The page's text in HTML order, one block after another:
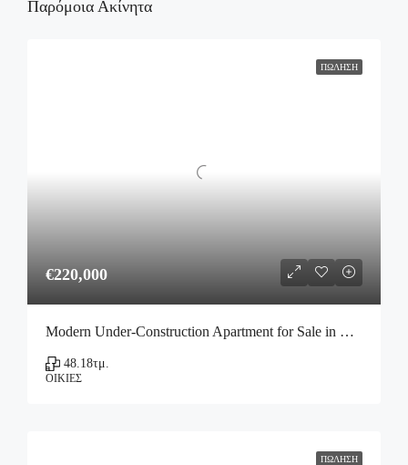
Παρόμοια Ακίνητα
ΠΏΛΗΣΗ
€220,000
Modern Under-Construction Apartment for Sale in Votanikos, Athens
48.18τμ.
ΟΙΚΊΕΣ
ΠΏΛΗΣΗ